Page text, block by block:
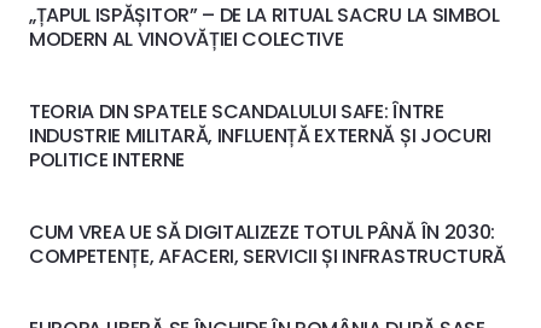
„ȚAPUL ISPĂȘITOR” – DE LA RITUAL SACRU LA SIMBOL
MODERN AL VINOVĂȚIEI COLECTIVE
TEORIA DIN SPATELE SCANDALULUI SAFE: ÎNTRE
INDUSTRIE MILITARĂ, INFLUENȚĂ EXTERNĂ ȘI JOCURI
POLITICE INTERNE
CUM VREA UE SĂ DIGITALIZEZE TOTUL PÂNĂ ÎN 2030:
COMPETENȚE, AFACERI, SERVICII ȘI INFRASTRUCTURĂ